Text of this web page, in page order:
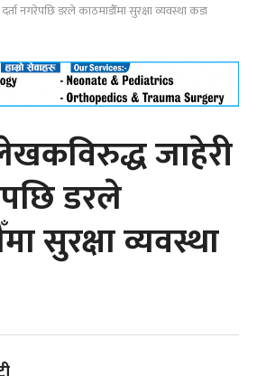
नगरेपछि डरले काठमाडौँमा सुरक्षा व्यवस्था कडा
जाहेरी
डरले
सुरक्षा व्यवस्था